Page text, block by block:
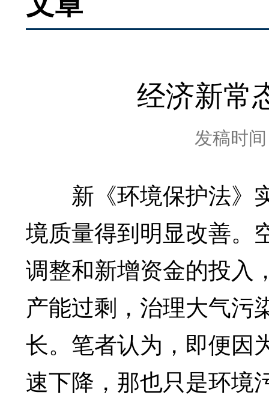
经济新常
发稿时
新《环境保护法》
境质量得到明显改善。
调整和新增资金的投入
产能过剩，治理大气污
长。笔者认为，即便因
速下降，那也只是环境